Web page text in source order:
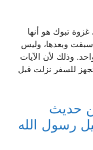
تبوك هو أنها
سبقت وبعدها، وليس
وذلك لأن الآيات
للسفر نزلت قبل
حديث
رسول الله